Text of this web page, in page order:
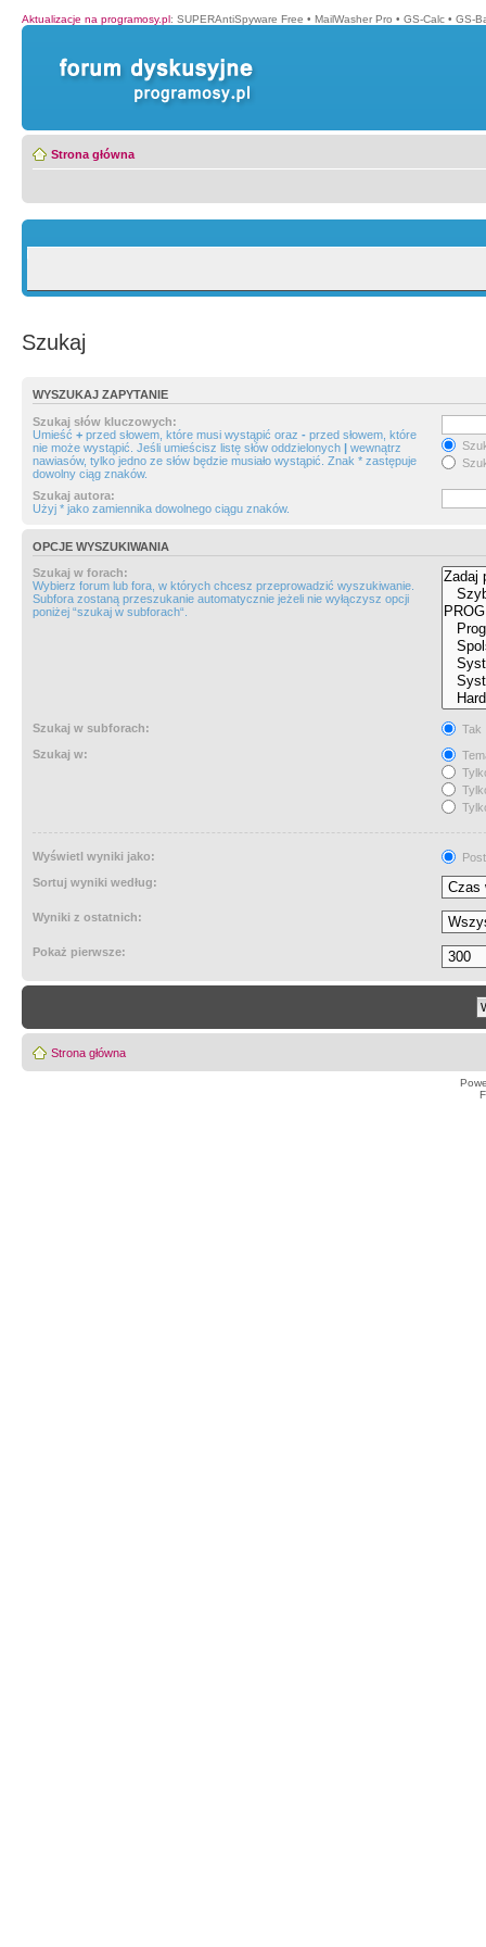
Aktualizacje na programosy.pl: SUPERAntiSpyware Free • MailWasher Pro • GS-Calc • GS-
Strona główna
Szukaj
WYSZUKAJ ZAPYTANIE
Szukaj słów kluczowych:
Umieść + przed słowem, które musi wystąpić oraz - przed słowem, które
nie może wystąpić. Jeśli umieścisz listę słów oddzielonych | wewnątrz
nawiasów, tylko jedno ze słów będzie musiało wystąpić. Znak * zastępuje
dowolny ciąg znaków.
Szukaj autora:
Użyj * jako zamiennika dowolnego ciągu znaków.
OPCJE WYSZUKIWANIA
Szukaj w forach:
Wybierz forum lub fora, w których chcesz przeprowadzić wyszukiwanie.
Subfora zostaną przeszukanie automatycznie jeżeli nie wyłączysz opcji
poniżej “szukaj w subforach“.
Szukaj w subforach:
Tak
Szukaj w:
Wyświetl wyniki jako:
Sortuj wyniki według:
Wyniki z ostatnich:
Pokaż pierwsze:
Strona główna